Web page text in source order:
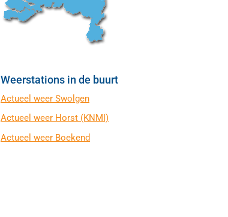
Weerstations in de buurt
Actueel weer Swolgen
Actueel weer Horst (KNMI)
Actueel weer Boekend